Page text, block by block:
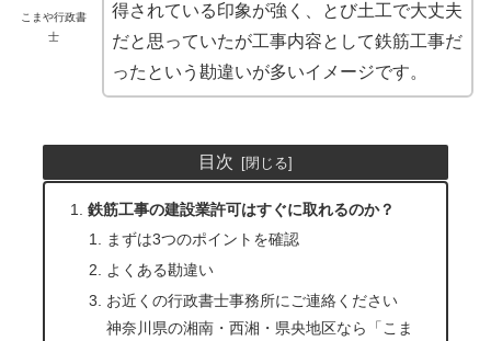
こまや行政書
士
得されている印象が強く、とび土工で大丈夫
だと思っていたが工事内容として鉄筋工事だ
ったという勘違いが多いイメージです。
目次
鉄筋工事の建設業許可はすぐに取れるのか？
まずは3つのポイントを確認
よくある勘違い
お近くの行政書士事務所にご連絡ください
神奈川県の湘南・西湘・県央地区なら「こま